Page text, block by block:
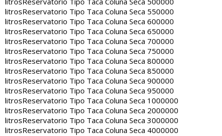
litrosReservatorio Tipo Taca Coluna Seca 550000
litrosReservatorio Tipo Taca Coluna Seca 600000
litrosReservatorio Tipo Taca Coluna Seca 650000
litrosReservatorio Tipo Taca Coluna Seca 700000
litrosReservatorio Tipo Taca Coluna Seca 750000
litrosReservatorio Tipo Taca Coluna Seca 800000
litrosReservatorio Tipo Taca Coluna Seca 850000
litrosReservatorio Tipo Taca Coluna Seca 900000
litrosReservatorio Tipo Taca Coluna Seca 950000
litrosReservatorio Tipo Taca Coluna Seca 1000000
litrosReservatorio Tipo Taca Coluna Seca 2000000
litrosReservatorio Tipo Taca Coluna Seca 3000000
litrosReservatorio Tipo Taca Coluna Seca 4000000